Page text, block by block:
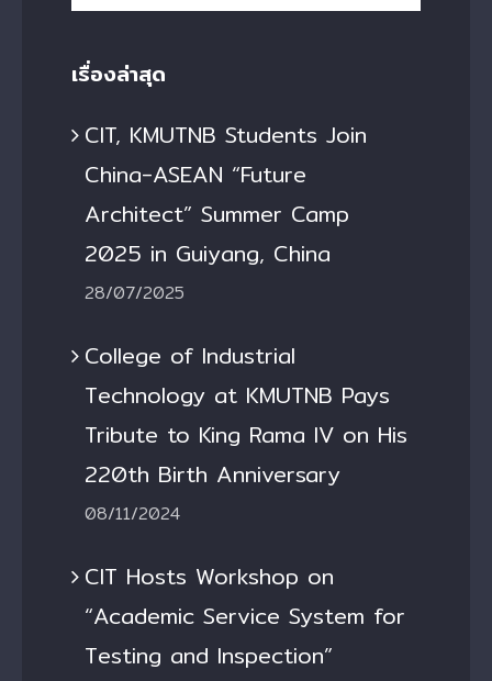
for:
เรื่องล่าสุด
CIT, KMUTNB Students Join
China-ASEAN “Future
Architect” Summer Camp
2025 in Guiyang, China
28/07/2025
College of Industrial
Technology at KMUTNB Pays
Tribute to King Rama IV on His
220th Birth Anniversary
08/11/2024
CIT Hosts Workshop on
“Academic Service System for
Testing and Inspection”